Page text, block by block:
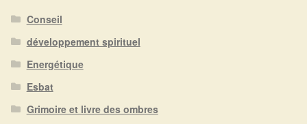
Mon compte
Validation de la commande
Détails du compte
Conseil
développement spirituel
Energétique
Esbat
Grimoire et livre des ombres